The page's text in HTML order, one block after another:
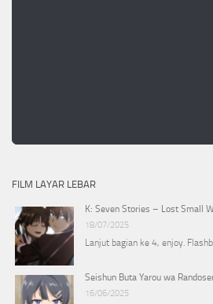
FILM LAYAR LEBAR
K: Seven Stories – Lost Small
18/07/2025
Lanjut bagian ke 4, enjoy.
Seishun Buta Yarou wa
16/06/2025